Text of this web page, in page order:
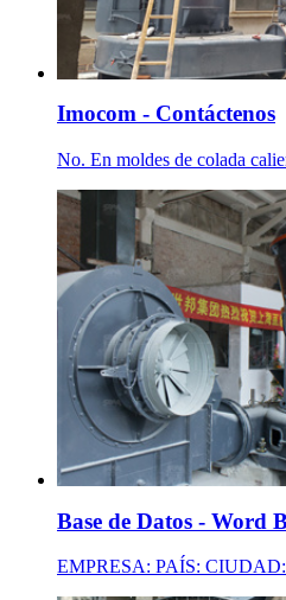
Imocom - Contáctenos
No. En moldes de colada
Base de Datos - Word
EMPRESA: PAÍS: